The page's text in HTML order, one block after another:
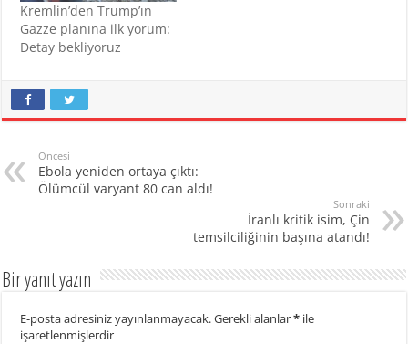
Kremlin’den Trump’ın
Gazze planına ilk yorum:
Detay bekliyoruz
Öncesi
Ebola yeniden ortaya çıktı:
Ölümcül varyant 80 can aldı!
Sonraki
İranlı kritik isim, Çin
temsilciliğinin başına atandı!
Bir yanıt yazın
E-posta adresiniz yayınlanmayacak.Gerekli alanlar* ile
işaretlenmişlerdir